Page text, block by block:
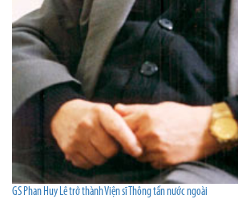
GS Phan Huy Lê trở thành Viện sĩ Thông tấn nước ngoài